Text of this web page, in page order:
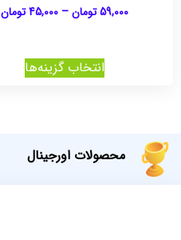
59,000 تومان –
45,000 تومان
انتخاب گزینه‌ها
محصولات اورجینال